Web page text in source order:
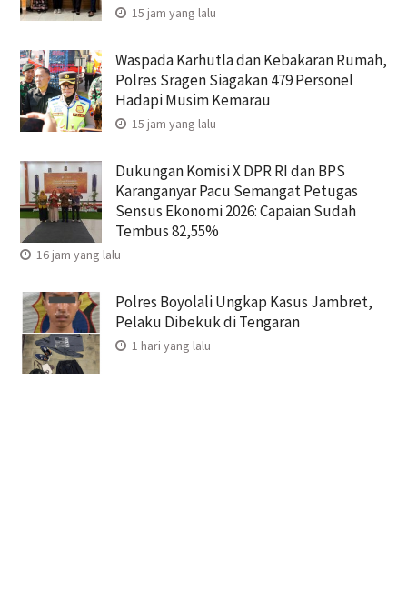
15 jam yang lalu
Waspada Karhutla dan Kebakaran Rumah,
Polres Sragen Siagakan 479 Personel
Hadapi Musim Kemarau
15 jam yang lalu
Dukungan Komisi X DPR RI dan BPS
Karanganyar Pacu Semangat Petugas
Sensus Ekonomi 2026: Capaian Sudah
Tembus 82,55%
16 jam yang lalu
Polres Boyolali Ungkap Kasus Jambret,
Pelaku Dibekuk di Tengaran
1 hari yang lalu